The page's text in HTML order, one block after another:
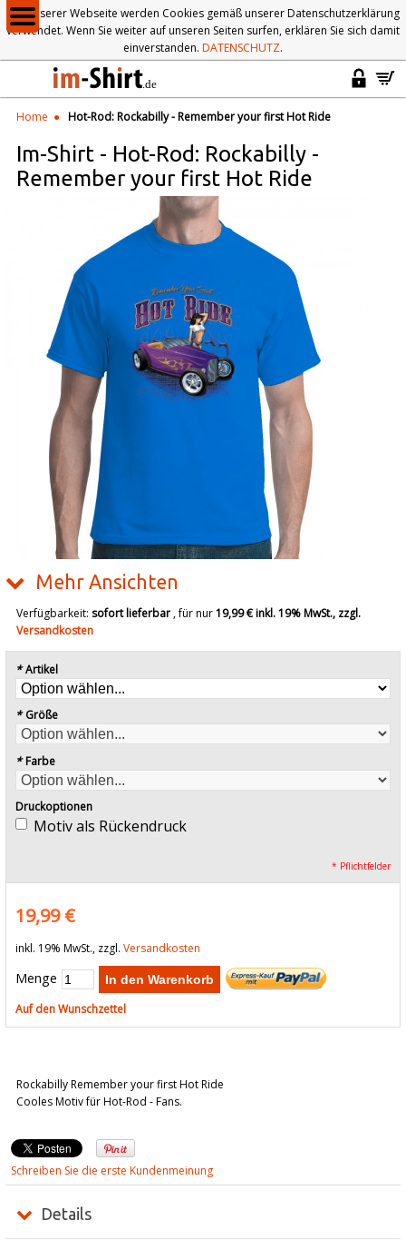
Auf unserer Webseite werden Cookies gemäß unserer Datenschutzerklärung
verwendet. Wenn Sie weiter auf unseren Seiten surfen, erklären Sie sich damit
einverstanden. DATENSCHUTZ.
Home Hot-Rod: Rockabilly - Remember your first Hot Ride
Im-Shirt - Hot-Rod: Rockabilly -
Remember your first Hot Ride
Mehr Ansichten
Rockabilly Remember your first Hot Ride
Cooles Motiv für Hot-Rod - Fans.
Verfügbarkeit: sofort lieferbar, für nur19,99 €inkl. 19% MwSt., zzgl.
Versandkosten
* Artikel
* Größe
* Farbe
Druckoptionen
Motiv als Rückendruck
* Pflichtfelder
19,99 €
inkl. 19% MwSt., zzgl. Versandkosten
Menge In den Warenkorb
Auf den Wunschzettel
Schreiben Sie die erste Kundenmeinung
Details